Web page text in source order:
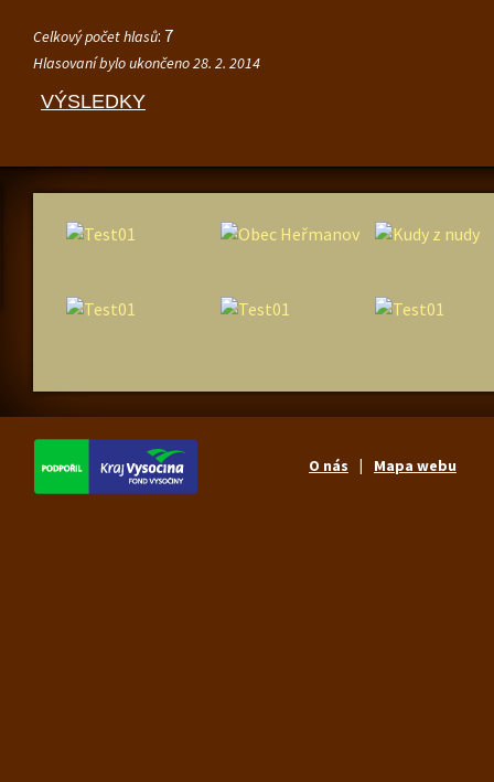
Celkový počet hlasů: 7
Hlasovaní bylo ukončeno 28. 2. 2014
VÝSLEDKY
O nás Mapa webu